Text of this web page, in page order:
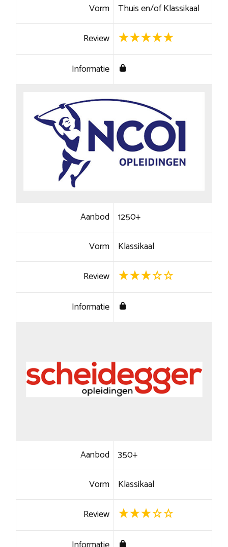
Vorm Thuis en/of Klassikaal
Review
Informatie
Aanbod 1250+
Vorm Klassikaal
Review
Informatie
Aanbod 350+
Vorm Klassikaal
Review